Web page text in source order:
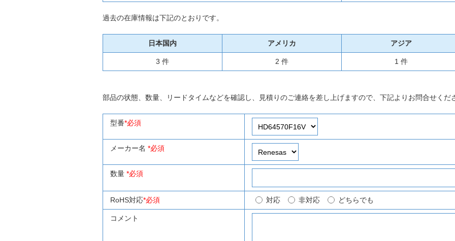
過去の在庫情報は下記のとおりです。
日本国内 アメリカ アジア
3 件 2 件 1 件
部品の状態、数量、リードタイムなどを確認し、見積りのご連絡を差し上げますので、下記よりお問合せくだ
型番*必須
メーカー名 *必須
数量 *必須
RoHS対応*必須 対応 非対応 どちらでも
コメント